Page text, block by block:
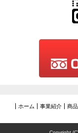
ホーム 事業紹介 商